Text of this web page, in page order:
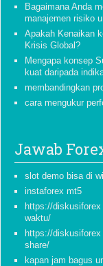
Bagaimana Anda
manajemen risiko
Apakah Kenaikan
Krisis Global?
Mengapa konsep
kuat daripada
membandingkan
cara mengukur
Jawab
slot demo bisa di
instaforex mt5
https://diskusiforex
waktu/
https://diskusiforex
share/
kapan jam bagus